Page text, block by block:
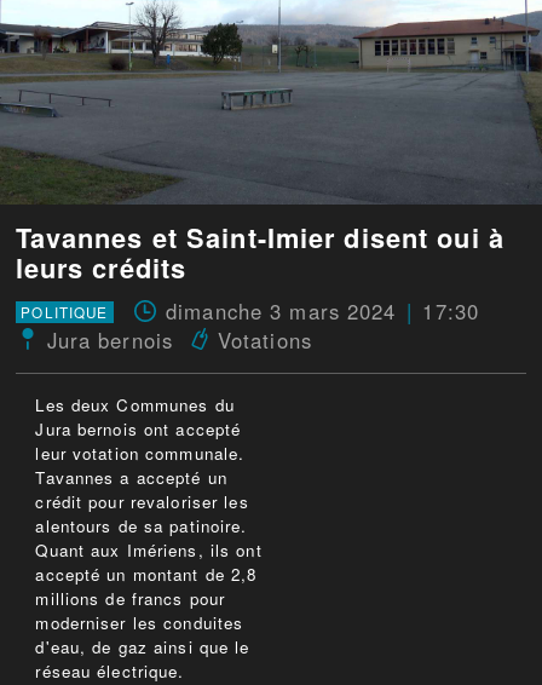
Tavannes et Saint-Imier disent oui à
leurs crédits
POLITIQUE dimanche 3 mars 2024
17:30
Jura bernois
Votations
Les deux Communes du
Jura bernois ont accepté
leur votation communale.
Tavannes a accepté un
crédit pour revaloriser les
alentours de sa patinoire.
Quant aux Imériens, ils ont
accepté un montant de 2,8
millions de francs pour
moderniser les conduites
d'eau, de gaz ainsi que le
réseau électrique.